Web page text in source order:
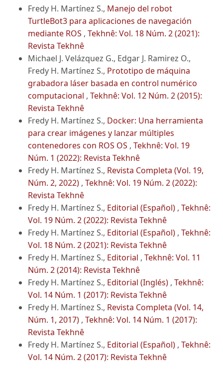
Fredy H. Martínez S., Manejo del robot
TurtleBot3 para aplicaciones de navegación
mediante ROS , Tekhnê: Vol. 18 Núm. 2 (2021):
Revista Tekhnê
Michael J. Velázquez G., Edgar J. Ramirez O.,
Fredy H. Martínez S., Prototipo de máquina
grabadora láser basada en control numérico
computacional , Tekhnê: Vol. 12 Núm. 2 (2015):
Revista Tekhnê
Fredy H. Martínez S., Docker: Una herramienta
para crear imágenes y lanzar múltiples
contenedores con ROS OS , Tekhnê: Vol. 19
Núm. 1 (2022): Revista Tekhnê
Fredy H. Martínez S., Revista Completa (Vol. 19,
Núm. 2, 2022) , Tekhnê: Vol. 19 Núm. 2 (2022):
Revista Tekhnê
Fredy H. Martínez S., Editorial (Español) , Tekhnê:
Vol. 19 Núm. 2 (2022): Revista Tekhnê
Fredy H. Martínez S., Editorial (Español) , Tekhnê:
Vol. 18 Núm. 2 (2021): Revista Tekhnê
Fredy H. Martínez S., Editorial , Tekhnê: Vol. 11
Núm. 2 (2014): Revista Tekhnê
Fredy H. Martínez S., Editorial (Inglés) , Tekhnê:
Vol. 14 Núm. 1 (2017): Revista Tekhnê
Fredy H. Martínez S., Revista Completa (Vol. 14,
Núm. 1, 2017) , Tekhnê: Vol. 14 Núm. 1 (2017):
Revista Tekhnê
Fredy H. Martínez S., Editorial (Español) , Tekhnê:
Vol. 14 Núm. 2 (2017): Revista Tekhnê